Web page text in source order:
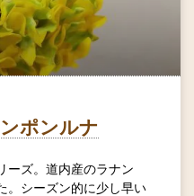
ポンルナ
ーズ。道内産のラナン
。シーズン的に少し早い